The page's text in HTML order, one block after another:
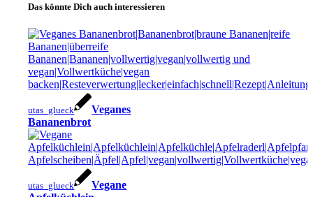
Das könnte Dich auch interessieren
utas_glueck
Veganes
Bananenbrot
utas_glueck
Vegane